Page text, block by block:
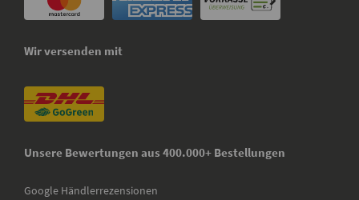
Wir versenden mit
Unsere Bewertungen aus 400.000+ Bestellungen
Google Händlerrezensionen